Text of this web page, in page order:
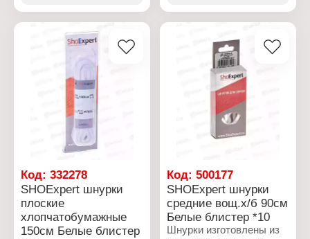
на обуви до 8 пар.
Характеристики:
Бренд: ShoExpert
Тип товара: Шнурки
Вариация: плоские
Назначение: для обуви
Цвет: черный
Длина: 90 см
Упаковка: блистер
Характеристики:
Бренд: ShoExpert
Тип товара: Шнурки
Вариация: плоские
Назначение: для обуви
Цвет: белый
Длина: 100 см
Упаковка: блистер
Материал: хлопок
Код: 332278
SHOExpert шнурки
плоские
хлопчатобумажные
150см Белые блистер
Код:500177
SHOExpert шнурки
средние вощ.х/б 90см
Белые блистер *10
Шнурки изготовлены из